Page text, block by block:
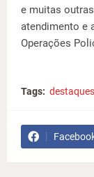
e muitas
atendimento e
Operações
Tags: destaques